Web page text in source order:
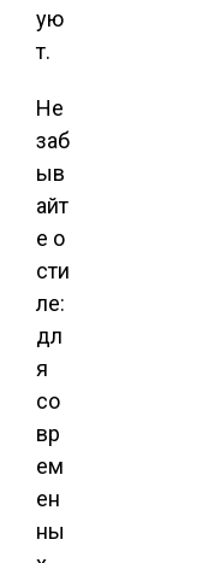
ую
т.
Не
заб
ыв
айт
е о
сти
ле:
дл
я
со
вр
ем
ен
ны